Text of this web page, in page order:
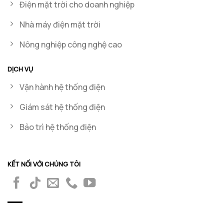
Điện mặt trời cho doanh nghiệp
Nhà máy điện mặt trời
Nông nghiệp công nghệ cao
DỊCH VỤ
Vận hành hệ thống điện
Giám sát hệ thống điện
Bảo trì hệ thống điện
KẾT NỐI VỚI CHÚNG TÔI